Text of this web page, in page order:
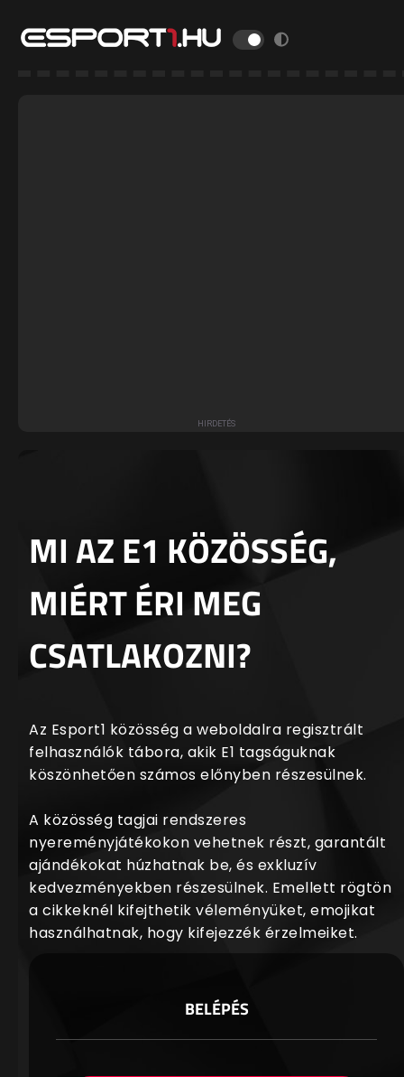
MI AZ E1 KÖZÖSSÉG,
MIÉRT ÉRI MEG
CSATLAKOZNI?
Az Esport1 közösség a weboldalra regisztrált
felhasználók tábora, akik E1 tagságuknak
köszönhetően számos előnyben részesülnek.
A közösség tagjai rendszeres
nyereményjátékokon vehetnek részt, garantált
ajándékokat húzhatnak be, és exkluzív
kedvezményekben részesülnek. Emellett rögtön
a cikkeknél kifejthetik véleményüket, emojikat
használhatnak, hogy kifejezzék érzelmeiket.
BELÉPÉS